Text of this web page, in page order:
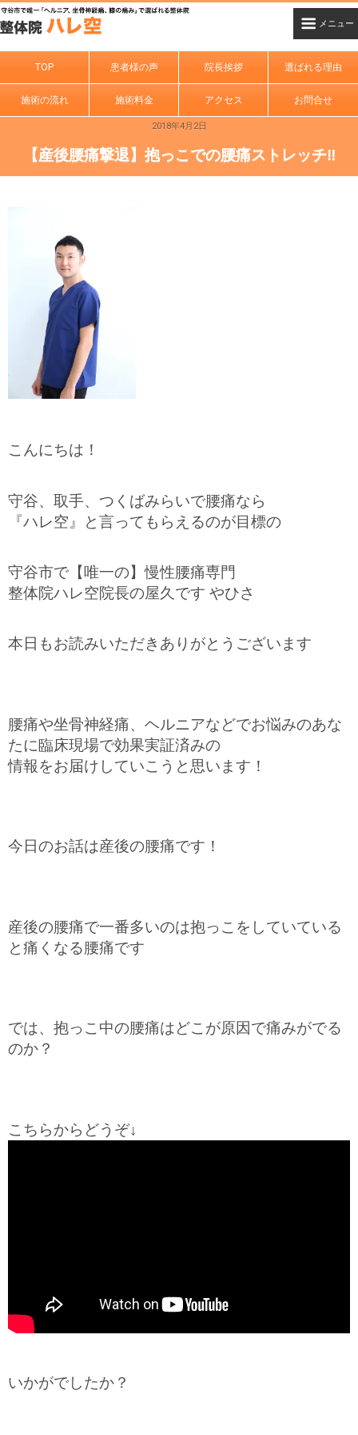
TOP 患者様の声 院長挨拶 選ばれる理由
施術の流れ 施術料金 アクセス お問合せ
2018年4月2日
【産後腰痛撃退】抱っこでの腰痛ストレッチ‼︎
こんにちは！
守谷、取手、つくばみらいで腰痛なら
『ハレ空』と言ってもらえるのが目標の
守谷市で【唯一の】慢性腰痛専門
整体院ハレ空院長の屋久です やひさ
本日もお読みいただきありがとうございます
腰痛や坐骨神経痛、ヘルニアなどでお悩みのあな
たに臨床現場で効果実証済みの
情報をお届けしていこうと思います！
今日のお話は産後の腰痛です！
産後の腰痛で一番多いのは抱っこをしていている
と痛くなる腰痛です
では、抱っこ中の腰痛はどこが原因で痛みがでる
のか？
こちらからどうぞ↓
いかがでしたか？